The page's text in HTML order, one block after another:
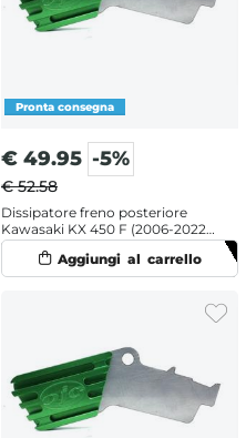
€ 49.95 -5%
€ 52.58
Dissipatore freno posteriore
Kawasaki KX 450 F (2006-2022)
Verde